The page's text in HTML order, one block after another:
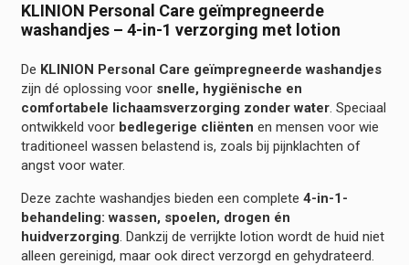
1
aantal
KLINION Personal Care geïmpregneerde
washandjes – 4-in-1 verzorging met lotion
De KLINION Personal Care geïmpregneerde washandjes
zijn dé oplossing voor snelle, hygiënische en
comfortabele lichaamsverzorging zonder water. Speciaal
ontwikkeld voor bedlegerige cliënten en mensen voor wie
traditioneel wassen belastend is, zoals bij pijnklachten of
angst voor water.
Deze zachte washandjes bieden een complete 4-in-1-
behandeling: wassen, spoelen, drogen én
huidverzorging . Dankzij de verrijkte lotion wordt de huid niet
alleen gereinigd, maar ook direct verzorgd en gehydrateerd.